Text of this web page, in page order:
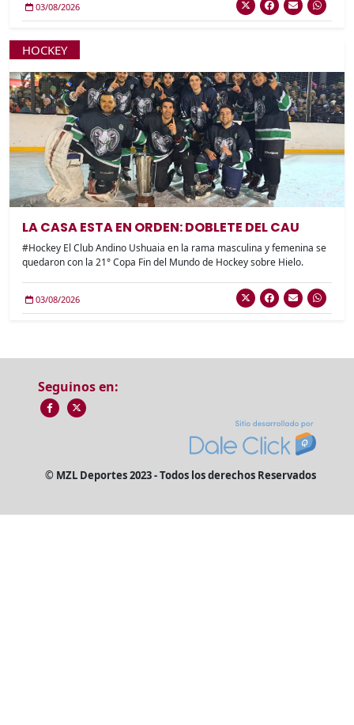
03/08/2026
HOCKEY
LA CASA ESTA EN ORDEN: DOBLETE DEL CAU
#Hockey El Club Andino Ushuaia en la rama masculina y femenina se
quedaron con la 21° Copa Fin del Mundo de Hockey sobre Hielo.
03/08/2026
Seguinos en:
© MZL Deportes 2023 - Todos los derechos Reservados